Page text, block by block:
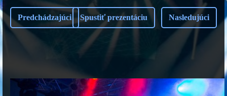
Predchádzajúci Spustiť prezentáciu Nasledujúci